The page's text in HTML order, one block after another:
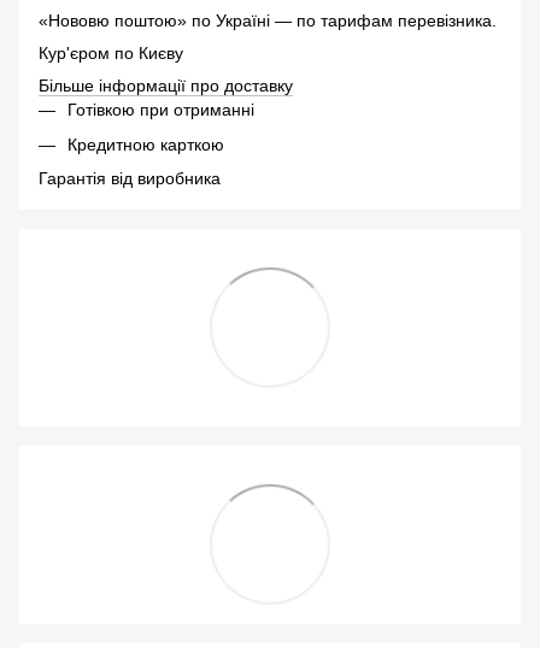
«Нововю поштою» по Україні — по тарифам перевізника.
Кур'єром по Києву
Більше інформації про доставку
Готівкою при отриманні
Кредитною карткою
Гарантія від виробника